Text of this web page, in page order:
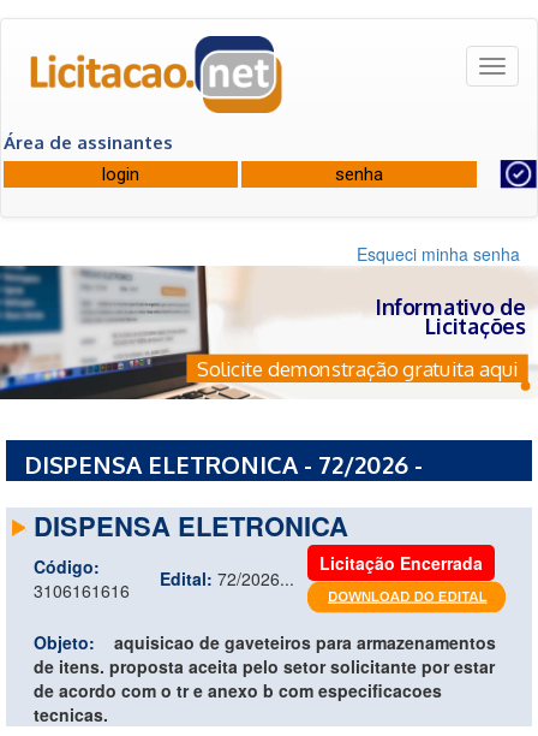
Área de assinantes
Esqueci minha senha
Informativo de
Licitações
Solicite demonstração gratuita aqui
DISPENSA ELETRONICA - 72/2026 -
DISPENSA ELETRONICA
Código:
3106161616
Edital: 72/2026...
Licitação Encerrada
Objeto:
aquisicao de gaveteiros para armazenamentos
de itens. proposta aceita pelo setor solicitante por estar
de acordo com o tr e anexo b com especificacoes
tecnicas.